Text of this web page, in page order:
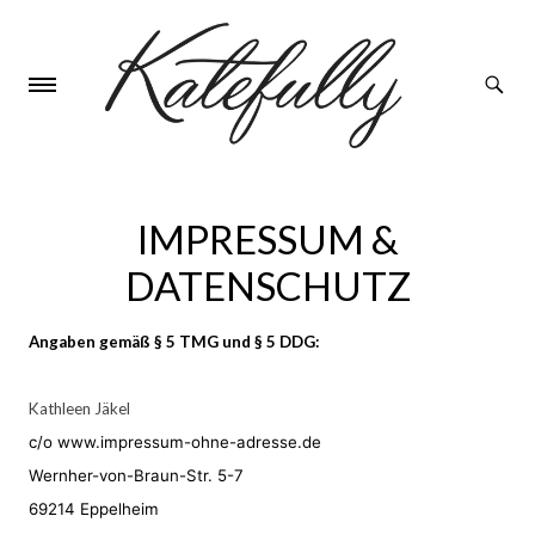
IMPRESSUM &
DATENSCHUTZ
Angaben gemäß § 5 TMG und § 5 DDG:
Kathleen Jäkel
c/o www.impressum-ohne-adresse.de
Wernher-von-Braun-Str. 5-7
69214 Eppelheim